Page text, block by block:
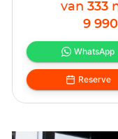
van 333
9 990
WhatsApp
Reserve